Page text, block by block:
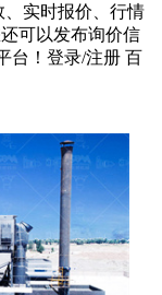
实时报价、行情
可以发布询价信
台！登录/注册 百